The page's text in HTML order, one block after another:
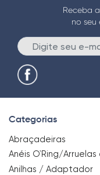
Receba
no seu
Categorias
Abraçadeiras
Anéis O`Ring/
Anilhas / Adaptador